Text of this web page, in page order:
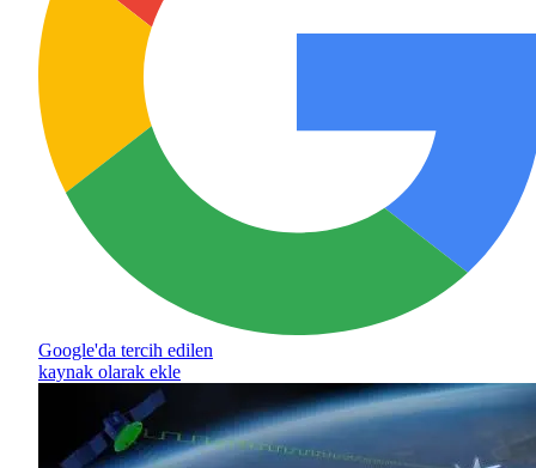
Google'da tercih edilen
kaynak olarak ekle